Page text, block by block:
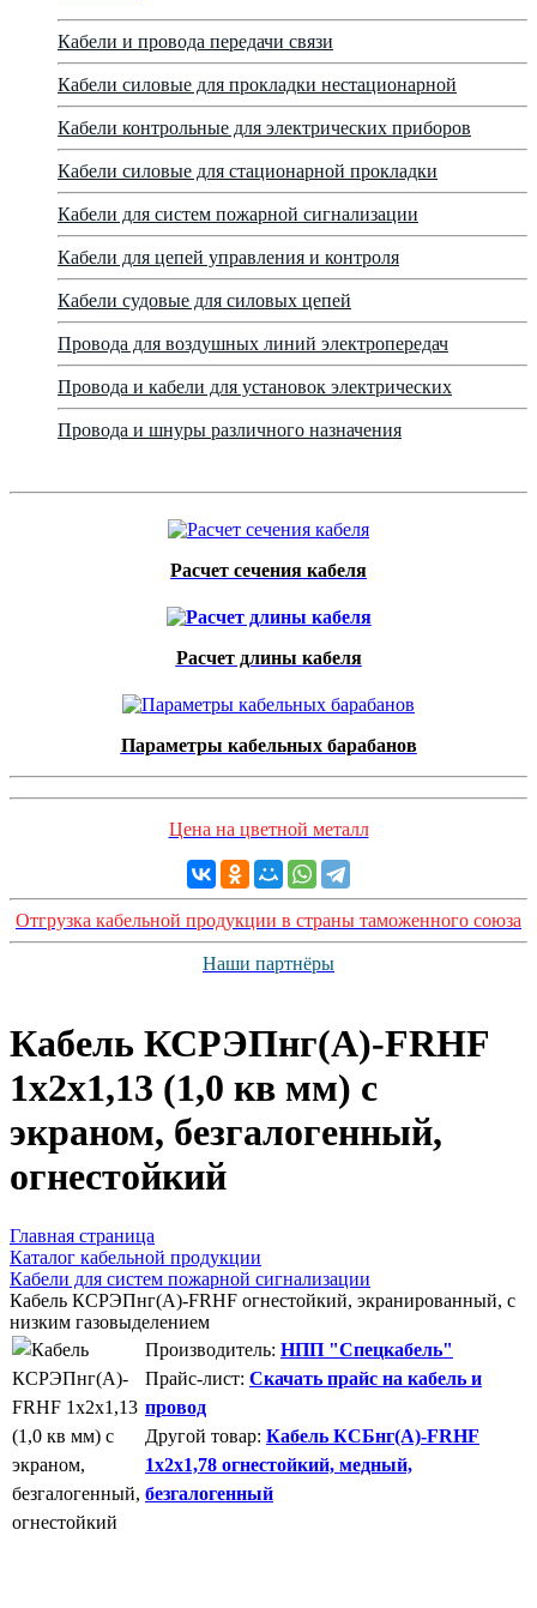
Кабели и провода передачи связи
Кабели силовые для прокладки нестационарной
Кабели контрольные для электрических приборов
Кабели силовые для стационарной прокладки
Кабели для систем пожарной сигнализации
Кабели для цепей управления и контроля
Кабели судовые для силовых цепей
Провода для воздушных линий электропередач
Провода и кабели для установок электрических
Провода и шнуры различного назначения
Расчет сечения кабеля
Расчет длины кабеля
Параметры кабельных барабанов
Цена на цветной металл
Отгрузка кабельной продукции в страны таможенного союза
Наши партнёры
Кабель КСРЭПнг(А)-FRHF
1х2х1,13 (1,0 кв мм) с
экраном, безгалогенный,
огнестойкий
Главная страница
Каталог кабельной продукции
Кабели для систем пожарной сигнализации
Кабель КСРЭПнг(А)-FRHF огнестойкий, экранированный, с
низким газовыделением
Производитель: НПП "Спецкабель"
Прайс-лист: Скачать прайс на кабель и
провод
Другой товар: Кабель КСБнг(А)-FRHF
1х2х1,78 огнестойкий, медный,
безгалогенный